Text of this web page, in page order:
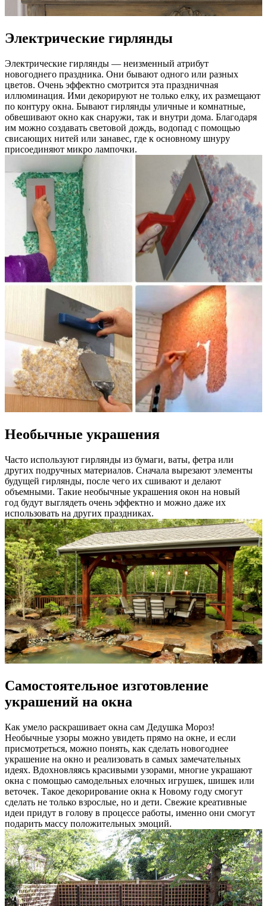
Электрические гирлянды
Электрические гирлянды — неизменный атрибут
новогоднего праздника. Они бывают одного или разных
цветов. Очень эффектно смотрится эта праздничная
иллюминация. Ими декорируют не только елку, их размещают
по контуру окна. Бывают гирлянды уличные и комнатные,
обвешивают окно как снаружи, так и внутри дома. Благодаря
им можно создавать световой дождь, водопад с помощью
свисающих нитей или занавес, где к основному шнуру
присоединяют микро лампочки.
Необычные украшения
Часто используют гирлянды из бумаги, ваты, фетра или
других подручных материалов. Сначала вырезают элементы
будущей гирлянды, после чего их сшивают и делают
объемными. Такие необычные украшения окон на новый
год будут выглядеть очень эффектно и можно даже их
использовать на других праздниках.
Самостоятельное изготовление
украшений на окна
Как умело раскрашивает окна сам Дедушка Мороз!
Необычные узоры можно увидеть прямо на окне, и если
присмотреться, можно понять, как сделать новогоднее
украшение на окно и реализовать в самых замечательных
идеях. Вдохновляясь красивыми узорами, многие украшают
окна с помощью самодельных елочных игрушек, шишек или
веточек. Такое декорирование окна к Новому году смогут
сделать не только взрослые, но и дети. Свежие креативные
идеи придут в голову в процессе работы, именно они смогут
подарить массу положительных эмоций.